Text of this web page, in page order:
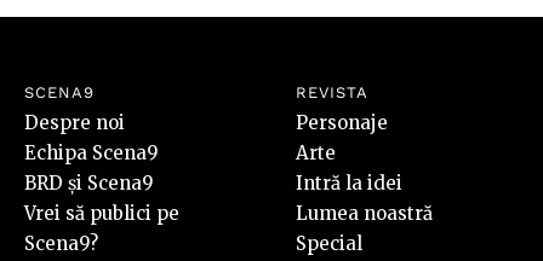
SCENA9
Despre noi
Echipa Scena9
BRD și Scena9
Vrei să publici pe
Scena9?
REVISTA
Personaje
Arte
Intră la idei
Lumea noastră
Special